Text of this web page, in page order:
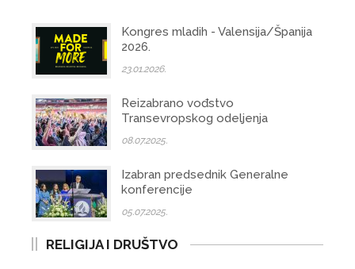
Kongres mladih - Valensija/Španija
2026.
23.01.2026.
Reizabrano vođstvo
Transevropskog odeljenja
08.07.2025.
Izabran predsednik Generalne
konferencije
05.07.2025.
RELIGIJA I DRUŠTVO